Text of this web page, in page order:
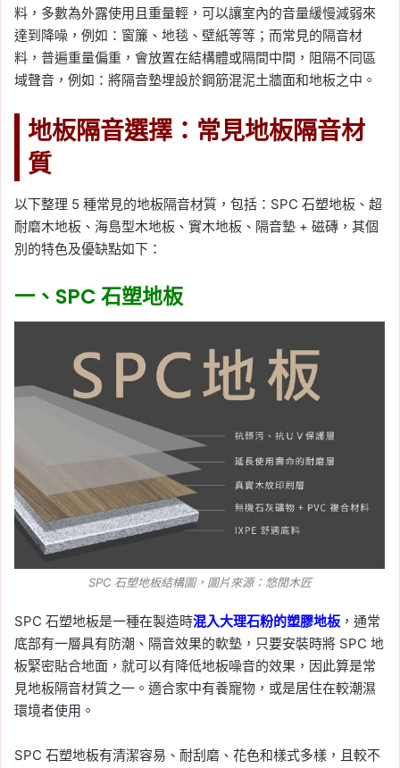
料，多數為外露使用且重量輕，可以讓室內的音量緩慢減弱來
達到降噪，例如：窗簾、地毯、壁紙等等；而常見的隔音材
料，普遍重量偏重，會放置在結構體或隔間中間，阻隔不同區
域聲音，例如：將隔音墊埋設於鋼筋混泥土牆面和地板之中。
地板隔音選擇：常見地板隔音材
質
以下整理 5 種常見的地板隔音材質，包括：SPC 石塑地板、超
耐磨木地板、海島型木地板、實木地板、隔音墊 + 磁磚，其個
別的特色及優缺點如下：
一、SPC 石塑地板
SPC 石塑地板結構圖，圖片來源： 悠閒木匠
SPC 石塑地板是一種在製造時混入大理石粉的塑膠地板 ，通常
底部有一層具有防潮、隔音效果的軟墊，只要安裝時將 SPC 地
板緊密貼合地面，就可以有降低地板噪音的效果，因此算是常
見地板隔音材質之一。適合家中有養寵物，或是居住在較潮濕
環境者使用。
SPC 石塑地板有清潔容易、耐刮磨、花色和樣式多樣，且較不